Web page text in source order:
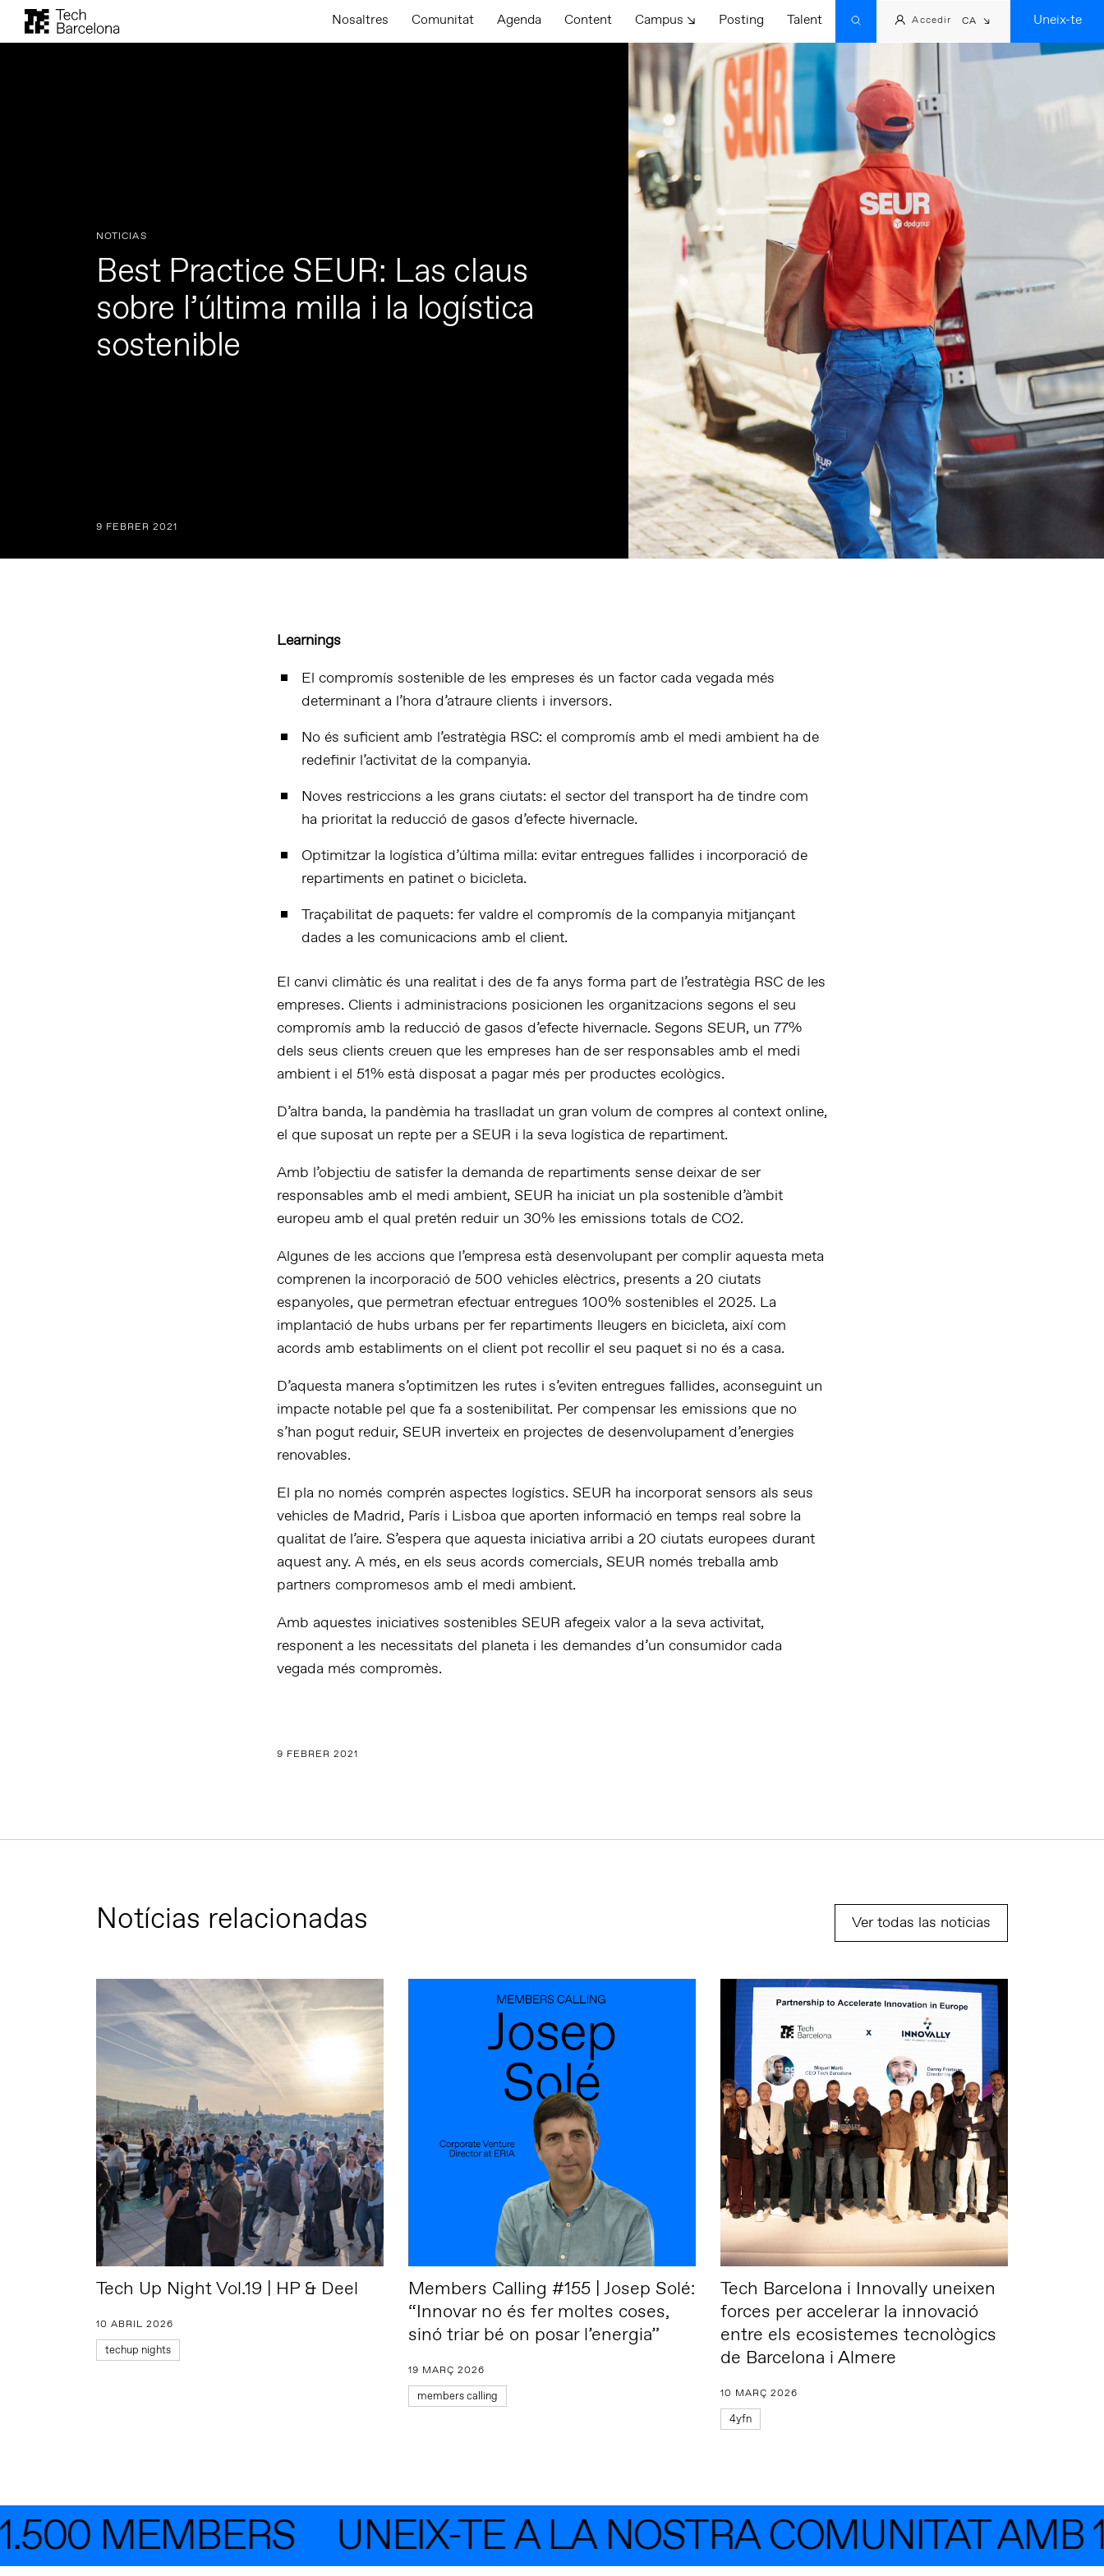
Nosaltres Comunitat Agenda Content Campus ↘ Posting Talent Accedir CA Uneix-te
9 FEBRER 2021
NOTICIAS
Best Practice SEUR: Las claus
sobre l’última milla i la logística
sostenible
Learnings
El compromís sostenible de les empreses és un factor cada vegada més
determinant a l’hora d’atraure clients i inversors.
No és suficient amb l’estratègia RSC: el compromís amb el medi ambient ha de
redefinir l’activitat de la companyia.
Noves restriccions a les grans ciutats: el sector del transport ha de tindre com
ha prioritat la reducció de gasos d’efecte hivernacle.
Optimitzar la logística d’última milla: evitar entregues fallides i incorporació de
repartiments en patinet o bicicleta.
Traçabilitat de paquets: fer valdre el compromís de la companyia mitjançant
dades a les comunicacions amb el client.
El canvi climàtic és una realitat i des de fa anys forma part de l’estratègia RSC de les
empreses. Clients i administracions posicionen les organitzacions segons el seu
compromís amb la reducció de gasos d’efecte hivernacle. Segons SEUR, un 77%
dels seus clients creuen que les empreses han de ser responsables amb el medi
ambient i el 51% està disposat a pagar més per productes ecològics.
D’altra banda, la pandèmia ha traslladat un gran volum de compres al context online,
el que suposat un repte per a SEUR i la seva logística de repartiment.
Amb l’objectiu de satisfer la demanda de repartiments sense deixar de ser
responsables amb el medi ambient, SEUR ha iniciat un pla sostenible d’àmbit
europeu amb el qual pretén reduir un 30% les emissions totals de CO2.
Algunes de les accions que l’empresa està desenvolupant per complir aquesta meta
comprenen la incorporació de 500 vehicles elèctrics, presents a 20 ciutats
espanyoles, que permetran efectuar entregues 100% sostenibles el 2025. La
implantació de hubs urbans per fer repartiments lleugers en bicicleta, així com
acords amb establiments on el client pot recollir el seu paquet si no és a casa.
D’aquesta manera s’optimitzen les rutes i s’eviten entregues fallides, aconseguint un
impacte notable pel que fa a sostenibilitat. Per compensar les emissions que no
s’han pogut reduir, SEUR inverteix en projectes de desenvolupament d’energies
renovables.
El pla no només comprén aspectes logístics. SEUR ha incorporat sensors als seus
vehicles de Madrid, París i Lisboa que aporten informació en temps real sobre la
qualitat de l’aire. S’espera que aquesta iniciativa arribi a 20 ciutats europees durant
aquest any. A més, en els seus acords comercials, SEUR només treballa amb
partners compromesos amb el medi ambient.
Amb aquestes iniciatives sostenibles SEUR afegeix valor a la seva activitat,
responent a les necessitats del planeta i les demandes d’un consumidor cada
vegada més compromès.
9 FEBRER 2021
Notícias relacionadas Ver todas las noticias
Tech Up Night Vol.19 | HP & Deel
10 ABRIL 2026
techup nights
Members Calling #155 | Josep Solé:
“Innovar no és fer moltes coses,
sinó triar bé on posar l’energia”
19 MARÇ 2026
members calling
Tech Barcelona i Innovally uneixen
forces per accelerar la innovació
entre els ecosistemes tecnològics
de Barcelona i Almere
10 MARÇ 2026
4yfn
MEMBERS UNEIX-TE A LA NOSTRA COMUNITAT AMB